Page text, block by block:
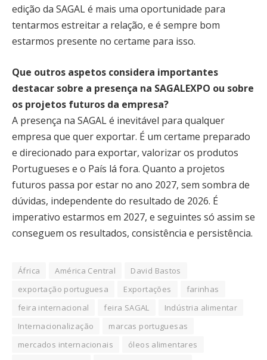
edição da SAGAL é mais uma oportunidade para
tentarmos estreitar a relação, e é sempre bom
estarmos presente no certame para isso.
Que outros aspetos considera importantes
destacar sobre a presença na SAGALEXPO ou sobre
os projetos futuros da empresa?
A presença na SAGAL é inevitável para qualquer
empresa que quer exportar. É um certame preparado
e direcionado para exportar, valorizar os produtos
Portugueses e o País lá fora. Quanto a projetos
futuros passa por estar no ano 2027, sem sombra de
dúvidas, independente do resultado de 2026. É
imperativo estarmos em 2027, e seguintes só assim se
conseguem os resultados, consistência e persistência.
África América Central
David Bastos
exportação portuguesa
Exportações
farinhas
feira internacional
feira SAGAL
Indústria alimentar
Internacionalização
marcas portuguesas
mercados internacionais
óleos alimentares